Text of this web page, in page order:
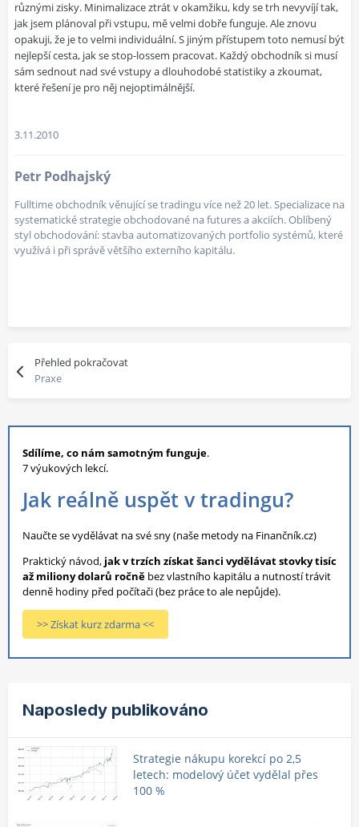
různými zisky. Minimalizace ztrát v okamžiku, kdy se trh nevyvíjí tak,
jak jsem plánoval při vstupu, mě velmi dobře funguje. Ale znovu
opakuji, že je to velmi individuální. S jiným přístupem toto nemusí být
nejlepší cesta, jak se stop-lossem pracovat. Každý obchodník si musí
sám sednout nad své vstupy a dlouhodobé statistiky a zkoumat,
které řešení je pro něj nejoptimálnější.
3.11.2010
Petr Podhajský
Fulltime obchodník věnující se tradingu více než 20 let. Specializace na
systematické strategie obchodované na futures a akciích. Oblíbený
styl obchodování: stavba automatizovaných portfolio systémů, které
využívá i při správě většího externího kapitálu.
Přehled pokračovat
Praxe
Sdílíme, co nám samotným funguje.
7 výukových lekcí.
Jak reálně uspět v tradingu?
Naučte se vydělávat na své sny (naše metody na Finančník.cz)
Praktický návod, jak v trzích získat šanci vydělávat stovky tisíc
až miliony dolarů ročně bez vlastního kapitálu a nutností trávit
denně hodiny před počítači (bez práce to ale nepůjde).
>> Získat kurz zdarma <<
Naposledy publikováno
Strategie nákupu korekcí po 2,5
letech: modelový účet vydělal přes
100 %